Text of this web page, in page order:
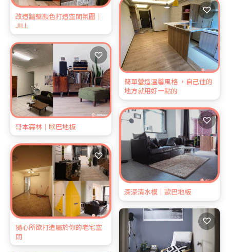
改造牆壁顏色打造空間氛圍｜
JILL
簡單營造溫馨風格 ，自己住的
地方就用好一點的
♡
哥本森林｜歐巴地板
♡
深深清水模｜歐巴地板
♡
隨心所欲打造屬於你的老宅空
間
♡
♡